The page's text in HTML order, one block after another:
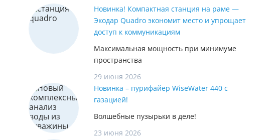
Новинка! Компактная станция на раме —
Экодар Quadro экономит место и упрощает
доступ к коммуникациям
Максимальная мощность при минимуме
пространства
29 июня 2026
Новинка – пурифайер WiseWater 440 с
газацией!
Волшебные пузырьки в деле!
23 июня 2026